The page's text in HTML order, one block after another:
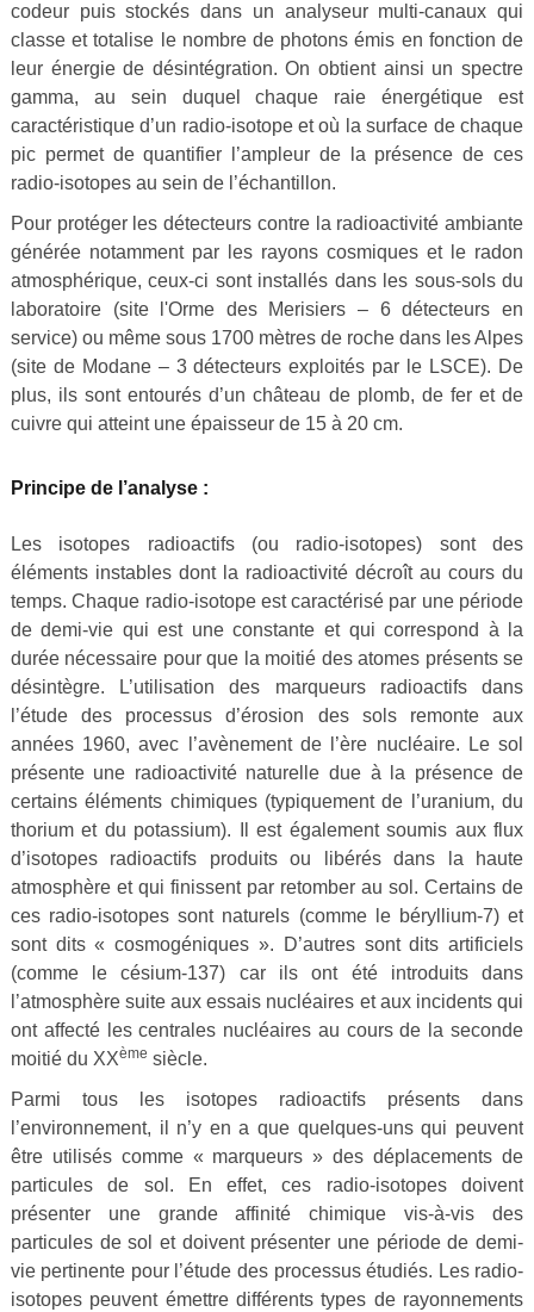
codeur puis stockés dans un analyseur multi-canaux qui
classe et totalise le nombre de photons émis en fonction de
leur énergie de désintégration. On obtient ainsi un spectre
gamma, au sein duquel chaque raie énergétique est
caractéristique d’un radio-isotope et où la surface de chaque
pic permet de quantifier l’ampleur de la présence de ces
radio-isotopes au sein de l’échantillon.
Pour protéger les détecteurs contre la radioactivité ambiante
générée notamment par les rayons cosmiques et le radon
atmosphérique, ceux-ci sont installés dans les sous-sols du
laboratoire (site l'Orme des Merisiers – 6 détecteurs en
service) ou même sous 1700 mètres de roche dans les Alpes
(site de Modane – 3 détecteurs exploités par le LSCE). De
plus, ils sont entourés d’un château de plomb, de fer et de
cuivre qui atteint une épaisseur de 15 à 20 cm.
Principe de l’analyse :
Les isotopes radioactifs (ou radio-isotopes) sont des
éléments instables dont la radioactivité décroît au cours du
temps. Chaque radio-isotope est caractérisé par une période
de demi-vie qui est une constante et qui correspond à la
durée nécessaire pour que la moitié des atomes présents se
désintègre. L’utilisation des marqueurs radioactifs dans
l’étude des processus d’érosion des sols remonte aux
années 1960, avec l’avènement de l’ère nucléaire. Le sol
présente une radioactivité naturelle due à la présence de
certains éléments chimiques (typiquement de l’uranium, du
thorium et du potassium). Il est également soumis aux flux
d’isotopes radioactifs produits ou libérés dans la haute
atmosphère et qui finissent par retomber au sol. Certains de
ces radio-isotopes sont naturels (comme le béryllium-7) et
sont dits « cosmogéniques ». D’autres sont dits artificiels
(comme le césium-137) car ils ont été introduits dans
l’atmosphère suite aux essais nucléaires et aux incidents qui
ont affecté les centrales nucléaires au cours de la seconde
moitié du XXème siècle.
Parmi tous les isotopes radioactifs présents dans
l’environnement, il n’y en a que quelques-uns qui peuvent
être utilisés comme « marqueurs » des déplacements de
particules de sol. En effet, ces radio-isotopes doivent
présenter une grande affinité chimique vis-à-vis des
particules de sol et doivent présenter une période de demi-
vie pertinente pour l’étude des processus étudiés. Les radio-
isotopes peuvent émettre différents types de rayonnements